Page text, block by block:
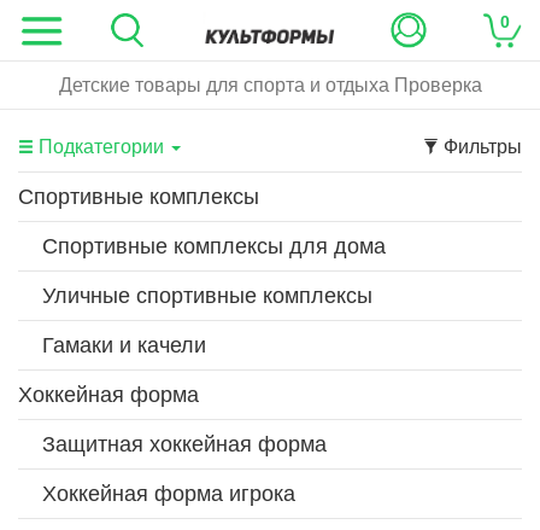
0
Детские товары для спорта и отдыха Проверка
Подкатегории Фильтры
Спортивные комплексы
Спортивные комплексы для дома
Уличные спортивные комплексы
Гамаки и качели
Хоккейная форма
Защитная хоккейная форма
Хоккейная форма игрока